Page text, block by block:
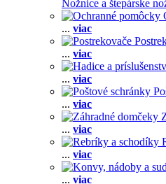
Nožnice a štepárske
... viac
... viac
... viac
... viac
... viac
... viac
... viac